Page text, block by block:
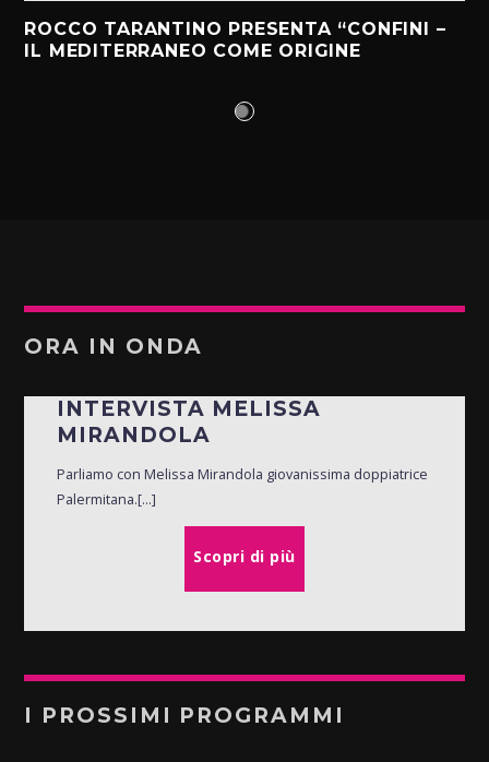
ROCCO TARANTINO PRESENTA “CONFINI –
IL MEDITERRANEO COME ORIGINE
ORA IN ONDA
INTERVISTA MELISSA
MIRANDOLA
Parliamo con Melissa Mirandola giovanissima doppiatrice
Palermitana.[...]
Scopri di più
I PROSSIMI PROGRAMMI